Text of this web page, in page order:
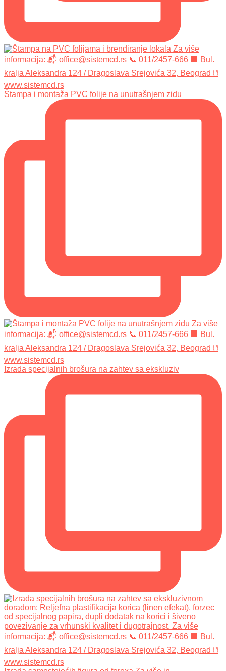
Štampa i montaža PVC folije na unutrašnjem zidu
Izrada specijalnih brošura na zahtev sa ekskluziv